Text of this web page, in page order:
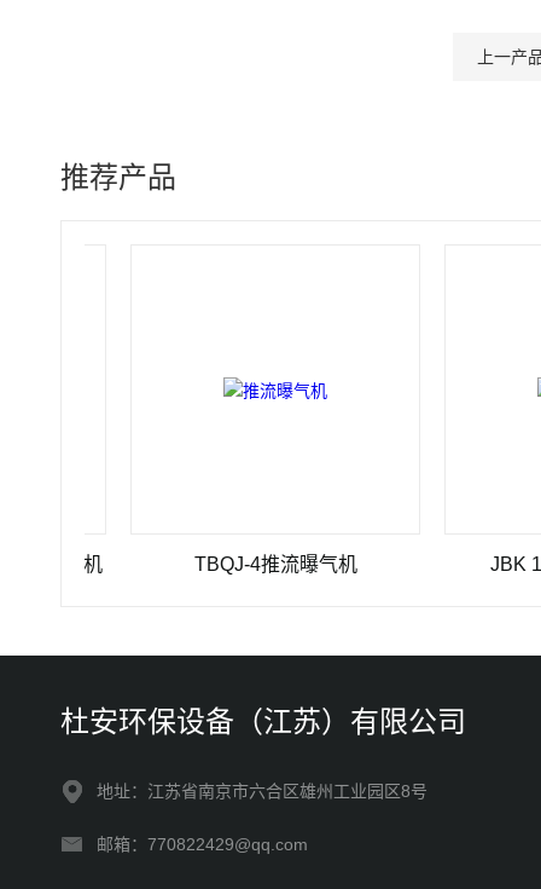
上一产
推荐产品
TBQJ-4推流曝气机 JBK 1-
杜安环保设备（江苏）有限公司
地址：江苏省南京市六合区雄州工业园区8号
邮箱：770822429@qq.com